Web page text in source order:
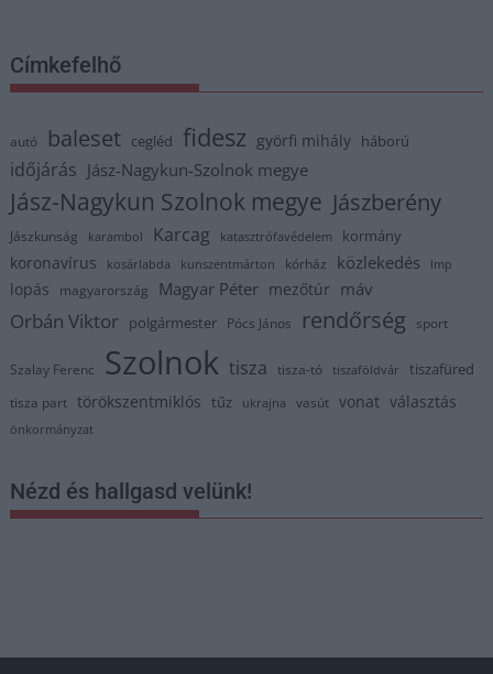
Címkefelhő
autó baleset cegléd fidesz györfi mihály háború
időjárás Jász-Nagykun-Szolnok megye
Jász-Nagykun Szolnok megye Jászberény
Jászkunság karambol Karcag katasztrófavédelem kormány
koronavírus kosárlabda kunszentmárton kórház közlekedés lmp
lopás magyarország Magyar Péter mezőtúr máv
Orbán Viktor polgármester Pócs János rendőrség sport
Szalay Ferenc Szolnok tisza tisza-tó tiszaföldvár tiszafüred
tisza part törökszentmiklós tűz ukrajna vasút vonat választás
önkormányzat
Nézd és hallgasd velünk!